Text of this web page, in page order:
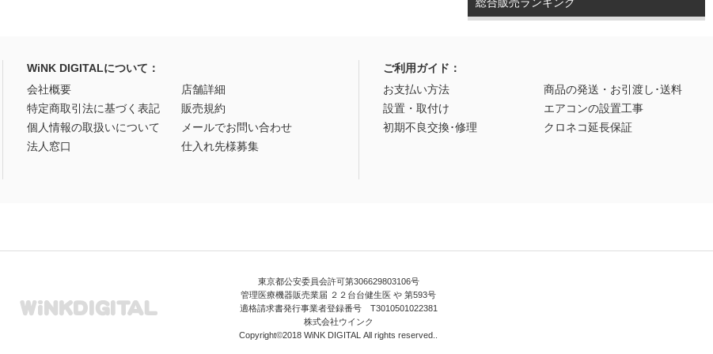
総合販売ランキング
WiNK DIGITALについて：
会社概要
店舗詳細
特定商取引法に基づく表記
販売規約
個人情報の取扱いについて
メールでお問い合わせ
法人窓口
仕入れ先様募集
ご利用ガイド：
お支払い方法
商品の発送・お引渡し･送料
設置・取付け
エアコンの設置工事
初期不良交換･修理
クロネコ延長保証
東京都公安委員会許可第306629803106号
管理医療機器販売業届 ２２台台健生医 や 第593号
適格請求書発行事業者登録番号 T3010501022381
株式会社ウインク
Copyright©2018 WiNK DIGITAL All rights reserved..